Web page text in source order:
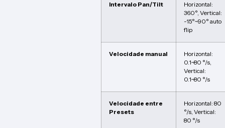
Intervalo Pan/Tilt
Horizontal:
360°, Vertical:
-15°~90° auto
flip
Velocidade manual
Horizontal:
0.1~80 °/s,
Vertical:
0.1~80 °/s
Velocidade entre
Presets
Horizontal: 80
°/s, Vertical:
80 °/s